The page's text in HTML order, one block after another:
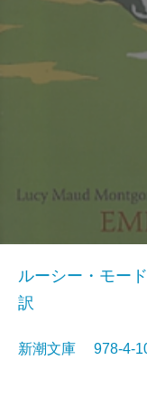
ルーシー・モー
訳
新潮文庫 978-4-